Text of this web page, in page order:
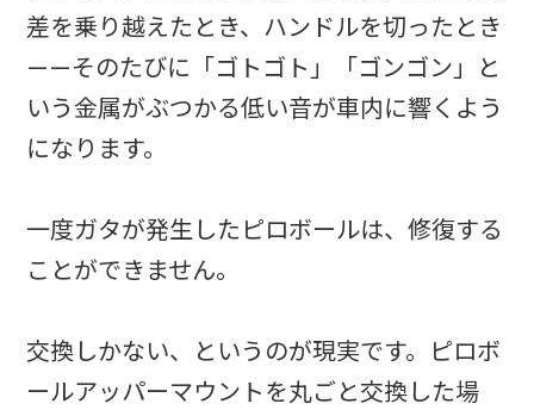
差を乗り越えたとき、ハンドルを切ったとき
——そのたびに「ゴトゴト」「ゴンゴン」と
いう金属がぶつかる低い音が車内に響くよう
になります。
一度ガタが発生したピロボールは、修復する
ことができません。
交換しかない、というのが現実です。ピロボ
ールアッパーマウントを丸ごと交換した場